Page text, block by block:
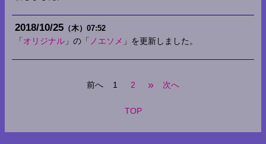
2018 10 25 （木） 07:52
「 オリジナル 」の「 ノエソメ 」を更新しました。
前へ 1 2 » 次へ
TOP